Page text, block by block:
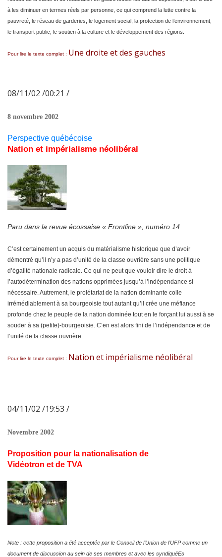
à les diminuer en termes réels par personne, ce qui comprend la lutte contre la
pauvreté, le réseau de garderies, le logement social, la protection de l’environnement,
le transport public, le soutien à la culture et le développement des régions.
Pour lire le texte complet : Une droite et des gauches
08/11/02 /00:21 /
8 novembre 2002
Perspective québécoise
Nation et impérialisme néolibéral
Paru dans la revue écossaise « Frontline », numéro 14
C’est certainement un acquis du matérialisme historique que d’avoir
démontré qu’il n’y a pas d’unité de la classe ouvrière sans une politique
d’égalité nationale radicale. Ce qui ne peut que vouloir dire le droit à
l’autodétermination des nations opprimées jusqu’à l’indépendance si
nécessaire. Autrement, le prolétariat de la nation dominante colle
irrémédiablement à sa bourgeoisie tout autant qu’il crée une méfiance
profonde chez le peuple de la nation dominée tout en le forçant lui aussi à se
souder à sa (petite)-bourgeoisie. C’en est alors fini de l’indépendance et de
l’unité de la classe ouvrière.
Pour lire le texte complet : Nation et impérialisme néolibéral
04/11/02 /19:53 /
Novembre 2002
Proposition pour la nationalisation de
Vidéotron et de TVA
Note : cette proposition a été acceptée par le Conseil de l’Union de l’UFP comme un
document de discussion au sein de ses membres et avec les syndiquéEs